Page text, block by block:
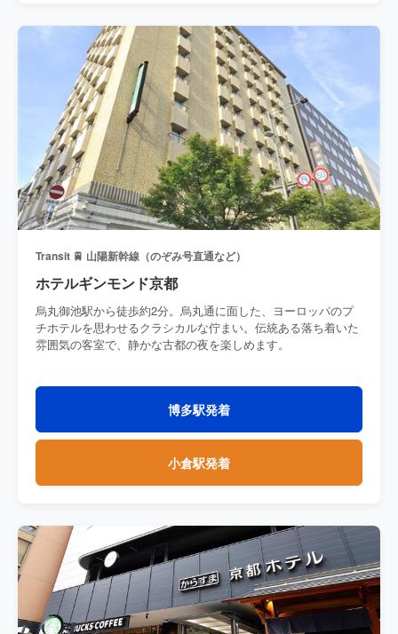
Transit 🚆 山陽新幹線（のぞみ号直通など）
ホテルギンモンド京都
烏丸御池駅から徒歩約2分。烏丸通に面した、ヨーロッパのプ
チホテルを思わせるクラシカルな佇まい。伝統ある落ち着いた
雰囲気の客室で、静かな古都の夜を楽しめます。
博多駅発着
小倉駅発着